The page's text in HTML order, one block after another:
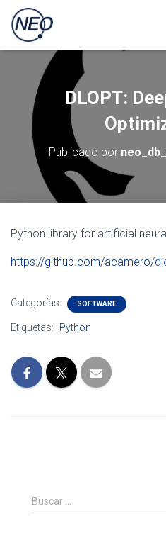
DLOPT:
Publicado por
Python library for artificial
https://github.com/acamero/
Categorías: SOFTWARE
Etiquetas: Python
B
u
Buscar …